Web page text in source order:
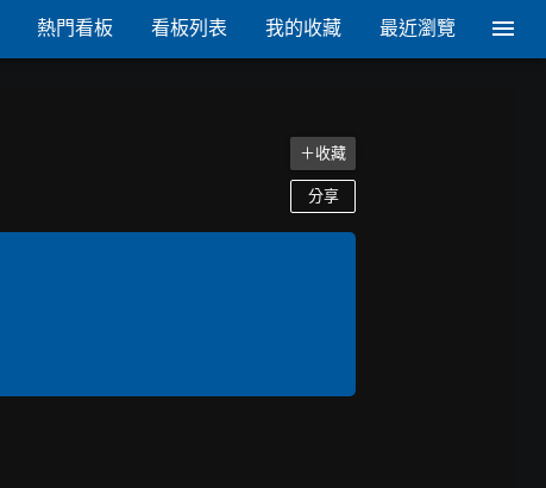
熱門看板 看板列表 我的收藏 最近瀏覽
＋收藏
分享